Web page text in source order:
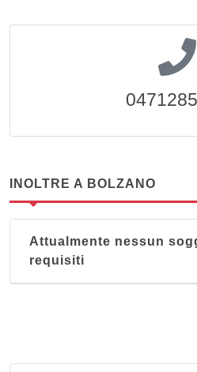
INOLTRE A BOLZANO
Attualmente nessun
requisiti